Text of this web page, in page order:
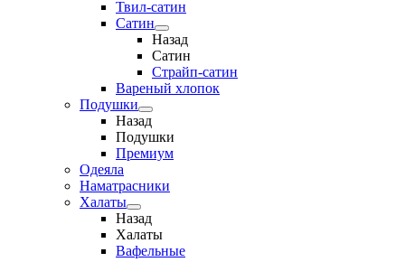
Твил-сатин
Сатин
Назад
Сатин
Страйп-сатин
Вареный хлопок
Подушки
Назад
Подушки
Премиум
Одеяла
Наматрасники
Халаты
Назад
Халаты
Вафельные